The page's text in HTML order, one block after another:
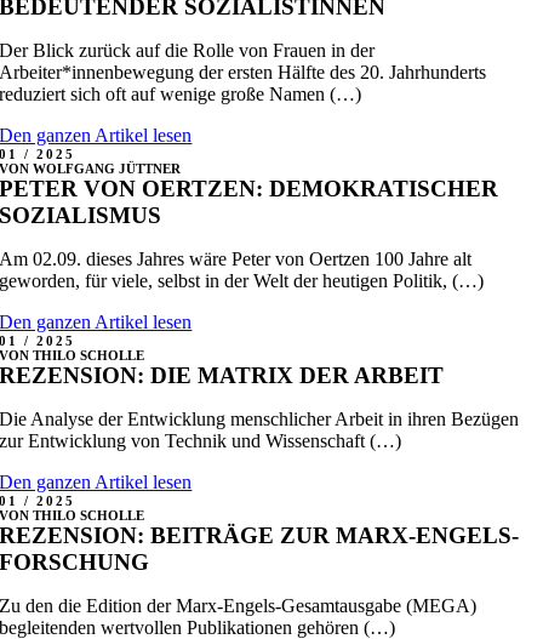
BEDEUTENDER SOZIALISTINNEN
Der Blick zurück auf die Rolle von Frauen in der
Arbeiter*innenbewegung der ersten Hälfte des 20. Jahrhunderts
reduziert sich oft auf wenige große Namen (…)
Den ganzen Artikel lesen
01 / 2025
VON WOLFGANG JÜTTNER
PETER VON OERTZEN: DEMOKRATISCHER
SOZIALISMUS
Am 02.09. dieses Jahres wäre Peter von Oertzen 100 Jahre alt
geworden, für viele, selbst in der Welt der heutigen Politik, (…)
Den ganzen Artikel lesen
01 / 2025
VON THILO SCHOLLE
REZENSION: DIE MATRIX DER ARBEIT
Die Analyse der Entwicklung menschlicher Arbeit in ihren Bezügen
zur Entwicklung von Technik und Wissenschaft (…)
Den ganzen Artikel lesen
01 / 2025
VON THILO SCHOLLE
REZENSION: BEITRÄGE ZUR MARX-ENGELS-
FORSCHUNG
Zu den die Edition der Marx-Engels-Gesamtausgabe(MEGA)
begleitenden wertvollenPublikationen gehören (…)